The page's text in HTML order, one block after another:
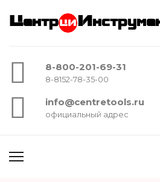
Центр
8-800-201-69-31
8-8152-78-35-00
info@centretools.ru
официальный адрес